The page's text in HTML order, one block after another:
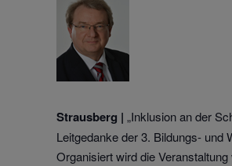
Strausberg | „Inklusion an der
Leitgedanke der 3. Bildungs- und
Organisiert wird die